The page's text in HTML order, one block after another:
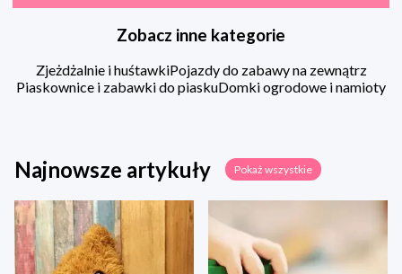
Zobacz inne kategorie
Zjeżdżalnie i huśtawkiPojazdy do zabawy na zewnątrz
Piaskownice i zabawki do piaskuDomki ogrodowe i namioty
Najnowsze artykuły Pokaż wszystkie